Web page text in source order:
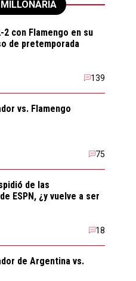
2 con Flamengo en su
de pretemporada
139
vs. Flamengo
75
de las
ESPN, ¿y vuelve a ser
18
de Argentina vs.